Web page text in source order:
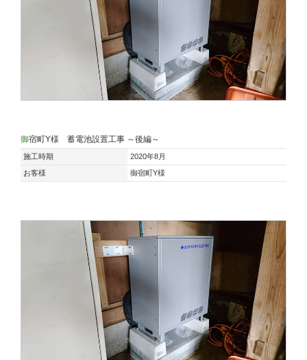
御宿町Y様 蓄電池設置工事 ～後編～
施工時期
2020年8月
お客様
御宿町Y様